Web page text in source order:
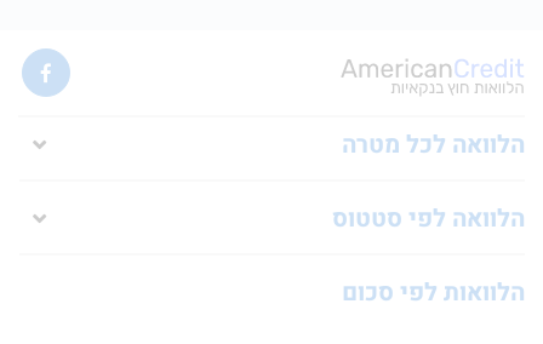
לפי סטטוס
לכל מטרה
לפי סכום